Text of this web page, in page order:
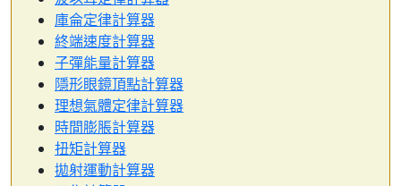
庫侖定律計算器
終端速度計算器
子彈能量計算器
隱形眼鏡頂點計算器
理想氣體定律計算器
時間膨脹計算器
扭矩計算器
拋射運動計算器